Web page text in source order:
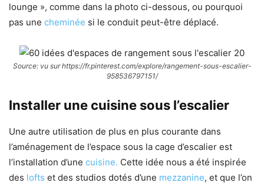
lounge », comme dans la photo ci-dessous, ou pourquoi
pas une cheminée si le conduit peut-être déplacé.
Source: vu sur https://fr.pinterest.com/explore/rangement-sous-escalier-
958536797151/
Installer une cuisine sous l’escalier
Une autre utilisation de plus en plus courante dans
l’aménagement de l’espace sous la cage d’escalier est
l’installation d’une cuisine. Cette idée nous a été inspirée
des lofts et des studios dotés d’une mezzanine, et que l’on